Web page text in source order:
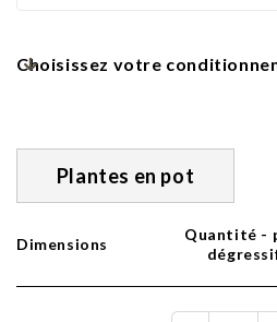
Choisissez votre
Plantes en pot
Dimensions
Quantité -